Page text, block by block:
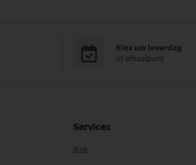
Kies uw leverdag
of afhaalpunt
Services
B2B